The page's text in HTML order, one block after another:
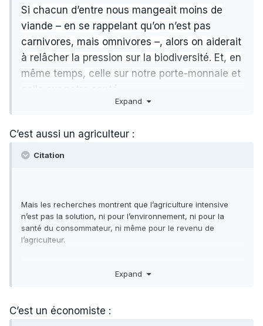
Si chacun d’entre nous mangeait moins de
viande – en se rappelant qu’on n’est pas
carnivores, mais omnivores –, alors on aiderait
à relâcher la pression sur la biodiversité. Et, en
même temps, celle sur notre porte-monnaie et
Expand
C’est aussi un agriculteur :
Citation
Mais les recherches montrent que l’agriculture intensive
n’est pas la solution, ni pour l’environnement, ni pour la
santé du consommateur, ni même pour le revenu de
l’agriculteur.
raisonnée et biologique sont largement compensés par les
mélangeant les espèces végétales, en réinstallant les haies
Expand
C’est un économiste :